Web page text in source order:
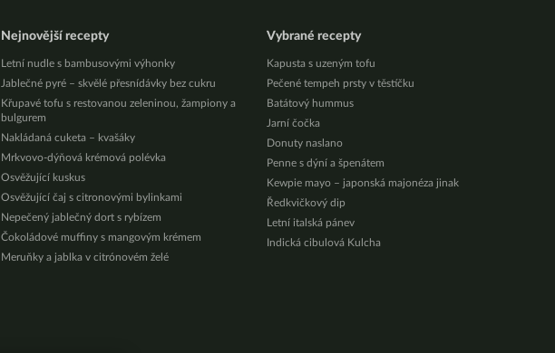
Nejnovější recepty
Letní nudle s bambusovými výhonky
Jablečné pyré – skvělé přesnídávky bez cukru
Křupavé tofu s restovanou zeleninou, žampiony a
bulgurem
Nakládaná cuketa – kvašáky
Mrkvovo-dýňová krémová polévka
Osvěžující kuskus
Osvěžující čaj s citronovými bylinkami
Nepečený jablečný dort s rybízem
Čokoládové muffiny s mangovým krémem
Meruňky a jablka v citrónovém želé
Vybrané recepty
Kapusta s uzeným tofu
Pečené tempeh prsty v těstíčku
Batátový hummus
Jarní čočka
Donuty naslano
Penne s dýní a špenátem
Kewpie mayo – japonská majonéza jinak
Ředkvičkový dip
Letní italská pánev
Indická cibulová Kulcha